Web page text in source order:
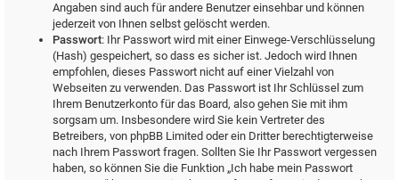
Angaben sind auch für andere Benutzer einsehbar und können
jederzeit von Ihnen selbst gelöscht werden.
Passwort: Ihr Passwort wird mit einer Einwege-Verschlüsselung
(Hash) gespeichert, so dass es sicher ist. Jedoch wird Ihnen
empfohlen, dieses Passwort nicht auf einer Vielzahl von
Webseiten zu verwenden. Das Passwort ist Ihr Schlüssel zum
Ihrem Benutzerkonto für das Board, also gehen Sie mit ihm
sorgsam um. Insbesondere wird Sie kein Vertreter des
Betreibers, von phpBB Limited oder ein Dritter berechtigterweise
nach Ihrem Passwort fragen. Sollten Sie Ihr Passwort vergessen
haben, so können Sie die Funktion „Ich habe mein Passwort